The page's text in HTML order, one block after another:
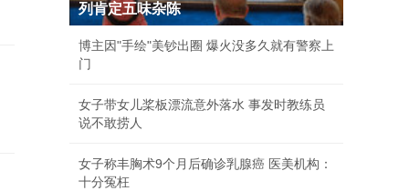
列肯定五味杂陈
博主因"手绘"美钞出圈 爆火没多久就有警察上
门
女子带女儿桨板漂流意外落水 事发时教练员
说不敢捞人
女子称丰胸术9个月后确诊乳腺癌 医美机构：
十分冤枉